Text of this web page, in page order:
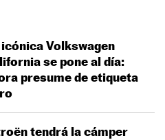
Volkswagen
se pone al día:
presume de etiqueta
tendrá la cámper